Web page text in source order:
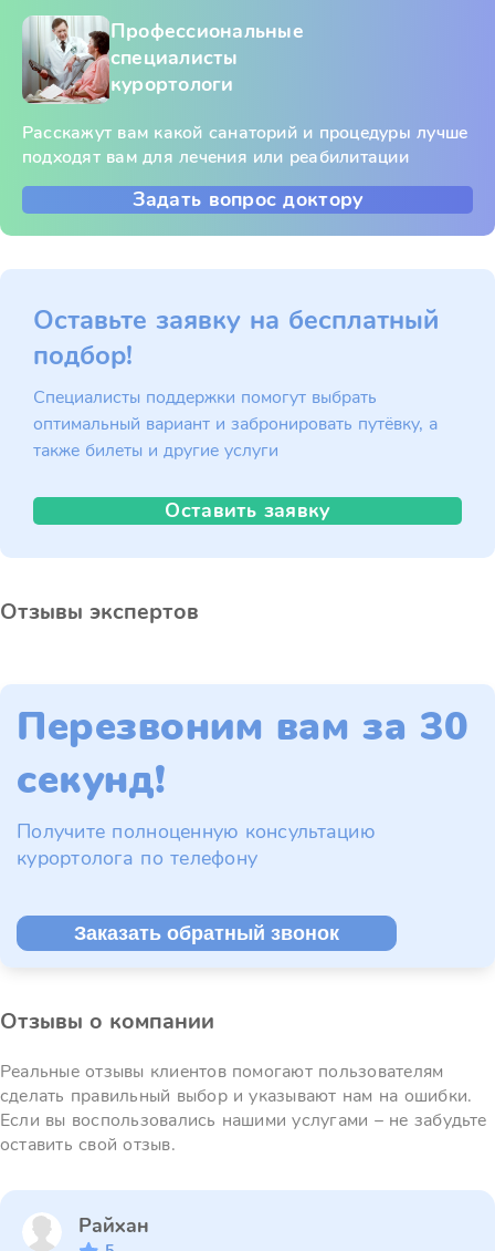
Профессиональные
специалисты
курортологи
Расскажут вам какой санаторий и процедуры лучше
подходят вам для лечения или реабилитации
Задать вопрос доктору
Оставьте заявку на бесплатный
подбор!
Специалисты поддержки помогут выбрать
оптимальный вариант и забронировать путёвку, а
также билеты и другие услуги
Оставить заявку
Отзывы экспертов
Перезвоним вам за 30
секунд!
Получите полноценную консультацию
курортолога по телефону
Заказать обратный звонок
Отзывы о компании
Реальные отзывы клиентов помогают пользователям
сделать правильный выбор и указывают нам на ошибки.
Если вы воспользовались нашими услугами – не забудьте
оставить свой отзыв.
Райхан